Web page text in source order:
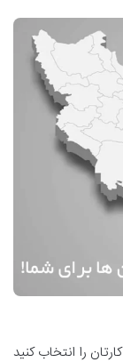
را انتخاب کنید